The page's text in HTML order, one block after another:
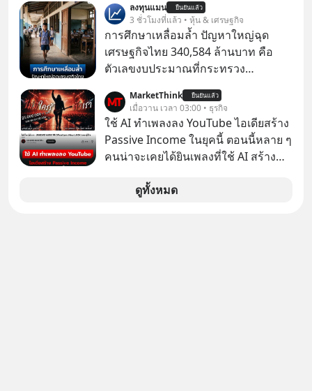
เมื่อรู้ว่าผลงานชิ้นเอกกำลังจะตกไปอยู่
ในมือของอาณาจักรที่จ้องจะทำลายมัน
เขาถึงขั้นต้องเขียนจดหมายเปิดผนึก
ขอร้องคนทั้งอินเทอร์เน็ตให้ช่วยหยุดยั้ง
ดีลนี้! เกิดอะไรขึ้นหลังจากการควบรวม
กิจการครั้งประวัติศาสตร์? ยักษ์ใหญ่
ตั้งใจซื้อไปพัฒนาต่อ หรือแค่ซื้อไป “ฆ่า”
ให้พ้นทางกันแน่? และทำไมจุดจบของ
เรื่องนี้ ถึงเป็นการฆาตกรรมแบบสโลว์
โมชันที่ไม่มีแม้แต่ศพให้เห็น? เลือกฟัง
ติดตาม PodCast ช่อง Geek Forever’s
เรื่องจ้อจี้ หาคำตอบได้ที่ “ป้าเก๋าเล่ากล
โกง” EP4 ตอน “เขาบอกว่าจะได้เงิน
คืน” #ป้าเก๋าเล่ากลโกง #แก้เกมกลโกง
#อยู่อย่างยั่งยืน #Cybersecurity #เตือน
ลงทุนแมน ยืนยันแล้ว
3 ชั่วโมงที่แล้ว • หุ้น & เศรษฐกิจ
การศึกษาเหลื่อมล้ำ ปัญหาใหญ่ฉุด
เศรษฐกิจไทย 340,584 ล้านบาท คือ
ตัวเลขงบประมาณที่กระทรวง
รายจ่ายประจำปี 2568 ซึ่งมากที่สุดเป็น
อันดับ 2 รองจากกระทรวงการคลัง
MarketThink ยืนยันแล้ว
เมื่อวาน เวลา 03:00 • ธุรกิจ
ใช้ AI ทำเพลงลง YouTube ไอเดียสร้าง
Passive Income ในยุคนี้ ตอนนี้หลาย ๆ
คนน่าจะเคยได้ยินเพลงที่ใช้ AI สร้าง
รู้ตัวเรา” จากช่องชื่อว่า UNHEARD
ดูทั้งหมด